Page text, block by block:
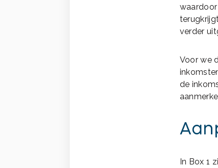
verder
Voor we
de
In Box 1